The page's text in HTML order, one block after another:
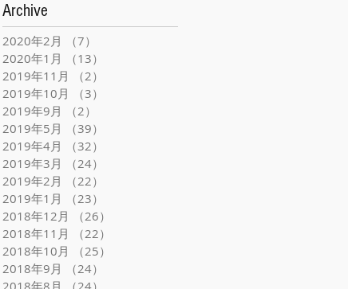
Archive
2020年2月 （7）
2020年1月
（13）
2019年11月
（2）
2019年10月
（3）
2019年9月
（2）
2019年5月
（39）
2019年4月
（32）
2019年3月
（24）
2019年2月
（22）
2019年1月
（23）
2018年12月
（26）
2018年11月
（22）
2018年10月
（25）
2018年9月
（24）
2018年8月
（24）